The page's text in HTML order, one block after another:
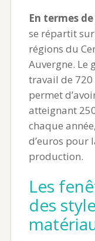
En termes
se répartit
régions du
Auvergne. Le
travail de
permet
atteignant
chaque
d’euros pour
production.
Les
des